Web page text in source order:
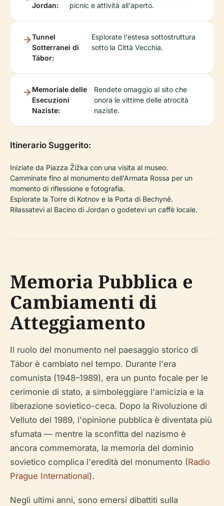
Jordan:
picnic e attività all'aperto.
Tunnel
Sotterranei di
Tábor:
Esplorate l'estesa sottostruttura
sotto la Città Vecchia.
Memoriale delle
Esecuzioni
Naziste:
Rendete omaggio al sito che
onora le vittime delle atrocità
naziste.
Itinerario Suggerito:
Iniziate da Piazza Žižka con una visita al museo.
Camminate fino al monumento dell'Armata Rossa per un
momento di riflessione e fotografia.
Esplorate la Torre di Kotnov e la Porta di Bechyně.
Rilassatevi al Bacino di Jordan o godetevi un caffè locale.
Memoria Pubblica e
Cambiamenti di
Atteggiamento
Il ruolo del monumento nel paesaggio storico di
Tábor è cambiato nel tempo. Durante l'era
comunista (1948–1989), era un punto focale per le
cerimonie di stato, a simboleggiare l'amicizia e la
liberazione sovietico-ceca. Dopo la Rivoluzione di
Velluto del 1989, l'opinione pubblica è diventata più
sfumata — mentre la sconfitta del nazismo è
ancora commemorata, la memoria del dominio
sovietico complica l'eredità del monumento (Radio
Prague International).
Negli ultimi anni, sono emersi dibattiti sulla